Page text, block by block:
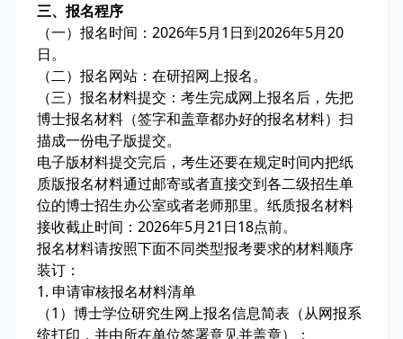
三、报名程序
（一）报名时间：2026年5月1日到2026年5月20
日。
（二）报名网站：在研招网上报名。
（三）报名材料提交：考生完成网上报名后，先把
博士报名材料（签字和盖章都办好的报名材料）扫
描成一份电子版提交。
电子版材料提交完后，考生还要在规定时间内把纸
质版报名材料通过邮寄或者直接交到各二级招生单
位的博士招生办公室或者老师那里。纸质报名材料
接收截止时间：2026年5月21日18点前。
报名材料请按照下面不同类型报考要求的材料顺序
装订：
1. 申请审核报名材料清单
（1）博士学位研究生网上报名信息简表（从网报系
统打印，并由所在单位签署意见并盖章）；